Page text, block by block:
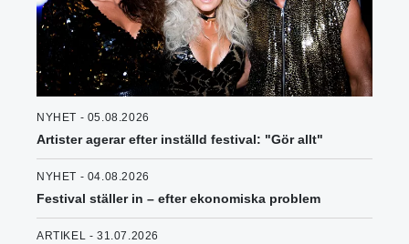
NYHET - 05.08.2026
Artister agerar efter inställd festival: "Gör allt"
NYHET - 04.08.2026
Festival ställer in – efter ekonomiska problem
ARTIKEL - 31.07.2026